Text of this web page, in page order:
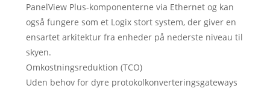
PanelView Plus-komponenterne via Ethernet og kan
også fungere som et Logix stort system, der giver en
ensartet arkitektur fra enheder på nederste niveau til
skyen.
Omkostningsreduktion (TCO)
Uden behov for dyre protokolkonverteringsgateways